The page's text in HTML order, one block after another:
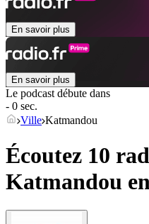
En savoir plus
En savoir plus
Le podcast débute dans
- 0 sec.
Ville Katmandou
Écoutez 10
Katmandou